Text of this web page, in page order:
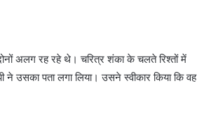
अलग रह रहे थे। चरित्र शंका के चलते रिश्तों में
उसका पता लगा लिया। उसने स्वीकार किया कि वह